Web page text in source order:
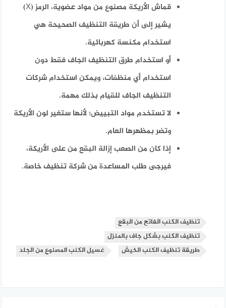
قماش الأريكة مصنوع من مواد عضوية، الرمز (X)
يشير إلى أن طريقة التنظيف الصحيحة هي
استخدام مكنسة كهربائية.
أو استخدام طرق التنظيف الجاف فقط دون
استخدام أي منظفات، ويمكن استخدام شركات
التنظيف الجاف للقيام بذلك مهمة.
لا تستخدم مواد التبييض؛ لأنها ستغير لون الأريكة
وتضر بمظهرها العام.
إذا كان من الصعب إزالة البقع من على الأريكة،
فيرجى طلب المساعدة من شركة تنظيف خاصة.
تنظيف الكنب الفاتح من البقع
تنظيف الكنب بشكل جاف بالمنزل
طريقة تنظيف الكنب الخيش
غسيل الكنب المصنوع من الجلد